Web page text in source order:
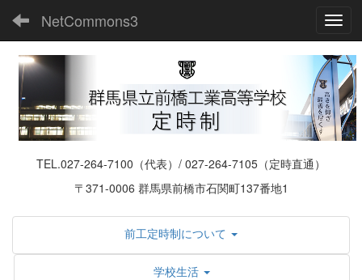
NetCommons3
TEL.027-264-7100（代表）/ 027-264-7105（定時直通）
〒371-0006 群馬県前橋市石関町137番地1
前工定時制について
学校生活